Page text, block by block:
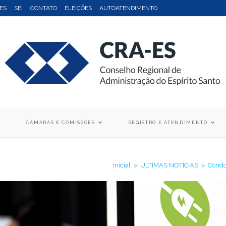
SEI CONTATO ELEIÇÕES AUTOATENDIMENTO
CÂMARAS E COMISSÕES REGISTRO E ATENDIMENTO
Inicial > ÚLTIMAS NOTÍCIAS >